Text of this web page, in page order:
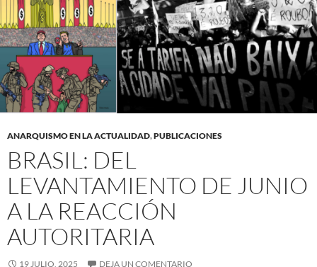
ANARQUISMO EN LA ACTUALIDAD,PUBLICACIONES
BRASIL: DEL
LEVANTAMIENTO DE JUNIO
A LA REACCIÓN
AUTORITARIA
19 JULIO, 2025 DEJA UN COMENTARIO